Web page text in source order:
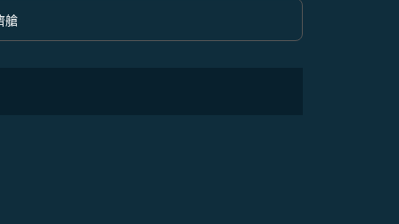
option 經濟艙 Selected
艙